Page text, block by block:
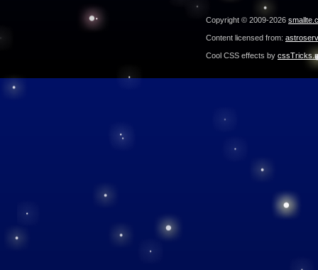
Copyright © 2009-2026
Content licensed from:
Cool CSS effects by